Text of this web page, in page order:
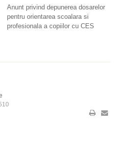
Anunt privind depunerea dosarelor
pentru orientarea scoalara si
profesionala a copiilor cu CES